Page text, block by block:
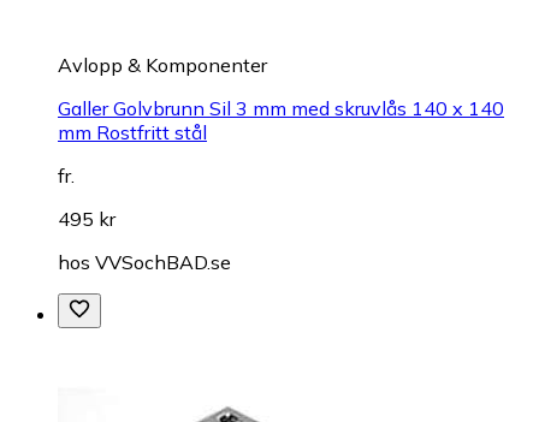
Avlopp & Komponenter
Galler Golvbrunn Sil 3 mm med skruvlås 140 x 140
mm Rostfritt stål
fr.
495 kr
hos VVSochBAD.se